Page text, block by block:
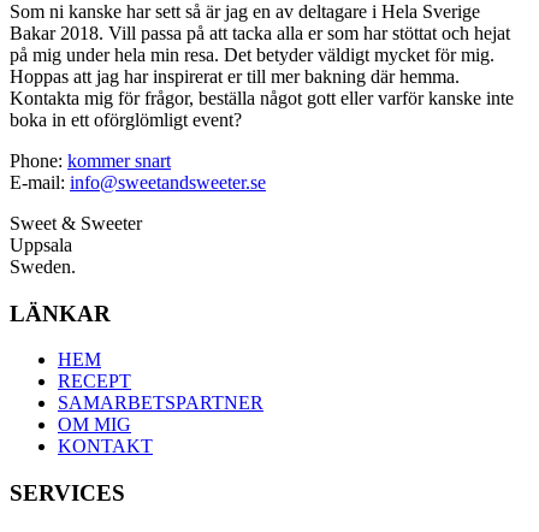
Som ni kanske har sett så är jag en av deltagare i Hela Sverige
Bakar 2018. Vill passa på att tacka alla er som har stöttat och hejat
på mig under hela min resa. Det betyder väldigt mycket för mig.
Hoppas att jag har inspirerat er till mer bakning där hemma.
Kontakta mig för frågor, beställa något gott eller varför kanske inte
boka in ett oförglömligt event?
Phone: kommer snart
E-mail: info@sweetandsweeter.se
Sweet & Sweeter
Uppsala
Sweden.
LÄNKAR
HEM
RECEPT
SAMARBETSPARTNER
OM MIG
KONTAKT
SERVICES